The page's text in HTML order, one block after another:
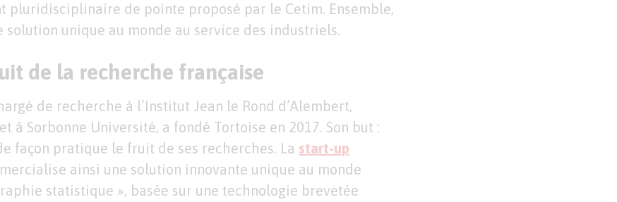
pluridisciplinaire de pointe proposé par le Cetim. Ensemble,
solution unique au monde au service des industriels.
de la recherche française
de recherche à l’Institut Jean le Rond d’Alembert,
à Sorbonne Université, a fondé Tortoise en 2017. Son but :
façon pratique le fruit de ses recherches. La start-up
ainsi une solution innovante unique au monde
statistique », basée sur une technologie brevetée